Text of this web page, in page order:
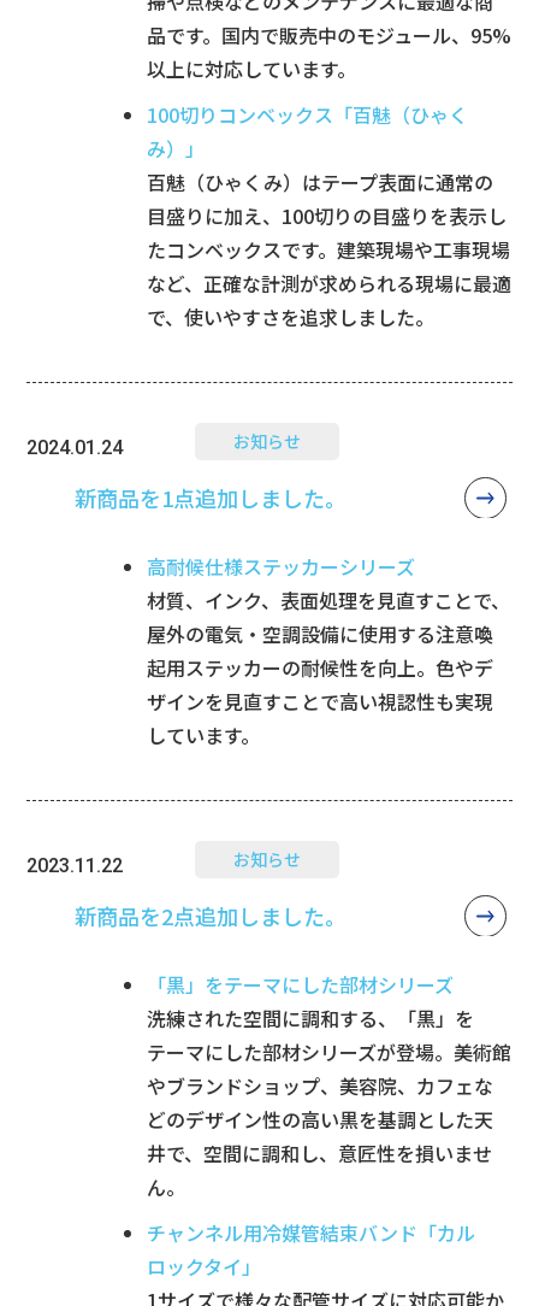
品です。国内で販売中のモジュール、95%
以上に対応しています。
100切りコンベックス「百魅（ひゃく
み）」
百魅（ひゃくみ）はテープ表面に通常の
目盛りに加え、100切りの目盛りを表示し
たコンベックスです。建築現場や工事現場
など、正確な計測が求められる現場に最適
で、使いやすさを追求しました。
2024.01.24 お知らせ
新商品を1点追加しました。
高耐候仕様ステッカーシリーズ
材質、インク、表面処理を見直すことで、
屋外の電気・空調設備に使用する注意喚
起用ステッカーの耐候性を向上。色やデ
ザインを見直すことで高い視認性も実現
しています。
2023.11.22 お知らせ
新商品を2点追加しました。
「黒」をテーマにした部材シリーズ
洗練された空間に調和する、「黒」を
テーマにした部材シリーズが登場。美術館
やブランドショップ、美容院、カフェな
どのデザイン性の高い黒を基調とした天
井で、空間に調和し、意匠性を損いませ
ん。
チャンネル用冷媒管結束バンド「カル
ロックタイ」
1サイズで様々な配管サイズに対応可能か